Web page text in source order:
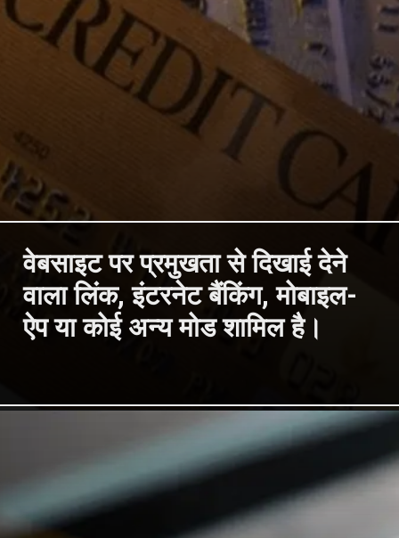
वेबसाइट पर प्रमुखता से दिखाई देने
वाला लिंक, इंटरनेट बैंकिंग, मोबाइल-
ऐप या कोई अन्य मोड शामिल है।